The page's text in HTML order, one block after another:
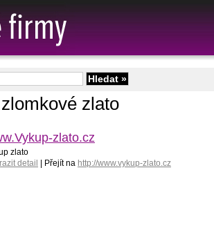
zlomkové zlato
zlato.cz
zlato
detail
| Přejít na http://www.vykup-zlato.cz